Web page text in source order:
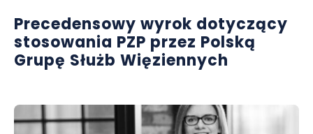
Precedensowy wyrok dotyczący
stosowania PZP przez Polską
Grupę Służb Więziennych